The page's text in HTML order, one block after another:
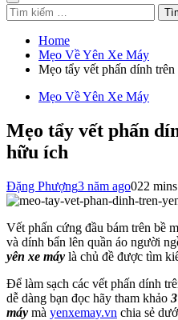
Tìm
kiếm
cho:
Home
Mẹo Về Yên Xe Máy
Mẹo tẩy vết phấn dính
Mẹo Về Yên Xe Máy
Mẹo tẩy vết phấn
hữu ích
Đặng Phượng3 năm ago022 mins
Vết phấn cứng đầu bám trên bề
và dính bẩn lên quần áo người
yên xe máy là chủ đề được tìm
Để làm sạch các vết phấn dính
dễ dàng bạn đọc hãy tham khảo
máy mà yenxemay.vn chia sẻ